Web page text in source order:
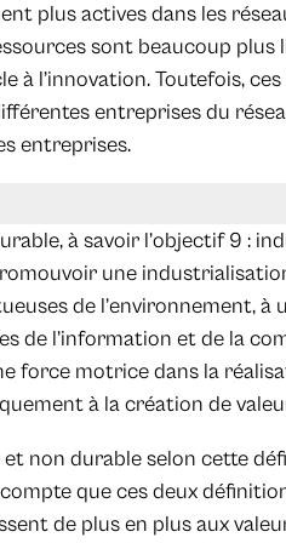
plus actives dans les
sont beaucoup plus
l’innovation. Toutefois, ces
entreprises du
entreprises.
à savoir l’objectif 9 :
une
de l’environnement, à
de l’information et de la
force motrice dans la
à la création de
non durable selon cette
que ces deux
de plus en plus aux